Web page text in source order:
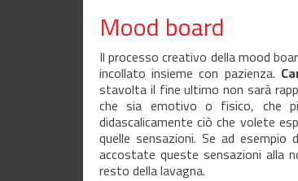
Mood board
Il processo creativo della mood
incollato insieme con pazienza.
stavolta il fine ultimo non sarà
che sia emotivo o fisico, che
didascalicamente ciò che volete
quelle sensazioni. Se ad
accostate queste sensazioni alla
resto della lavagna.